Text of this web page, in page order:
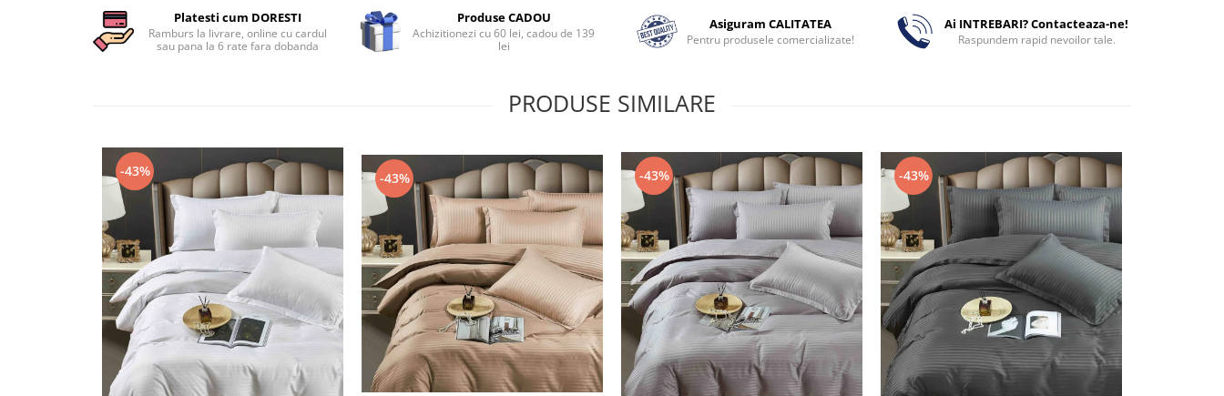
Lenjerii De Pat Damasc 1 Persoana
Lenjerii De Pat, Imprimeu 3D, 1
Platesti cum DORESTI
Ramburs la livrare, online cu cardul
sau pana la 6 rate fara dobanda
Produse CADOU
Achizitionezi cu 60 lei, cadou de 139
lei
Asiguram CALITATEA
Pentru produsele comercializate!
Ai INTREBARI? Contacteaza-ne!
Raspundem rapid nevoilor tale.
PRODUSE SIMILARE
-43% -43% -43% -43%